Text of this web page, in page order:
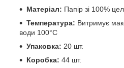
Матеріал: Папір зі 100%
Температура: Витримує
води 100°C
Упаковка: 20 шт.
Коробка: 44 шт.